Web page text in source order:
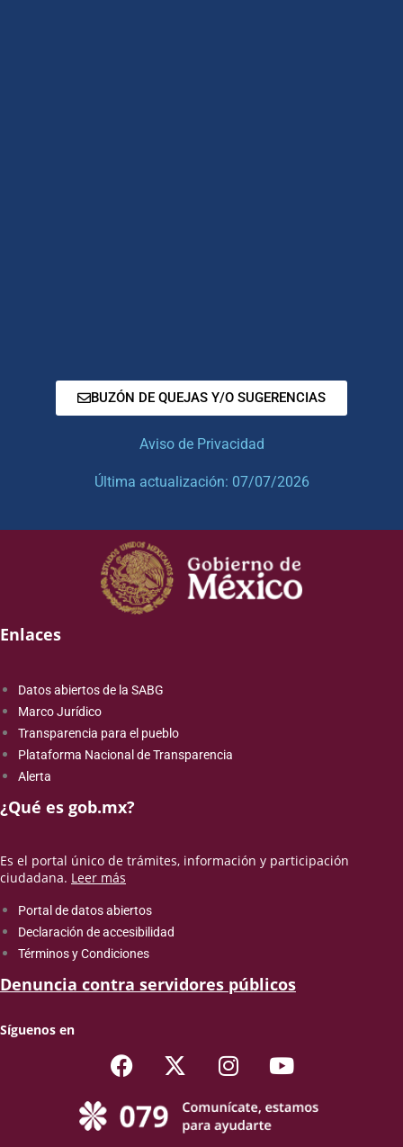
BUZÓN DE QUEJAS Y/O SUGERENCIAS
Aviso de Privacidad
Última actualización: 07/07/2026
Enlaces
Datos abiertos de la SABG
Marco Jurídico
Transparencia para el pueblo
Plataforma Nacional de Transparencia
Alerta
¿Qué es gob.mx?
Es el portal único de trámites, información y participación
ciudadana. Leer más
Portal de datos abiertos
Declaración de accesibilidad
Términos y Condiciones
Denuncia contra servidores públicos
Síguenos en